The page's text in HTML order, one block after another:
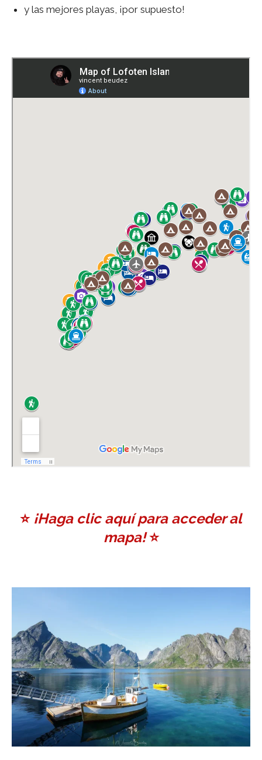
y las mejores playas, ¡por supuesto!
⭐️¡Haga clic aquí para acceder al
mapa!⭐️